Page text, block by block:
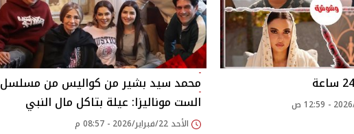
محمد سيد بشير من كواليس من مسلسل
الست موناليزا: عيلة بتاكل مال النبي
الأحد 22/فبراير/2026 - 08:57 م